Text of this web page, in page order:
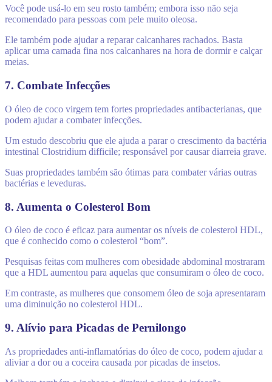
Você pode usá-lo em seu rosto também; embora isso não seja
recomendado para pessoas com pele muito oleosa.
Ele também pode ajudar a reparar calcanhares rachados. Basta
aplicar uma camada fina nos calcanhares na hora de dormir e calçar
meias.
7. Combate Infecções
O óleo de coco virgem tem fortes propriedades antibacterianas, que
podem ajudar a combater infecções.
Um estudo descobriu que ele ajuda a parar o crescimento da bactéria
intestinal Clostridium difficile; responsável por causar diarreia grave.
Suas propriedades também são ótimas para combater várias outras
bactérias e leveduras.
8. Aumenta o Colesterol Bom
O óleo de coco é eficaz para aumentar os níveis de colesterol HDL,
que é conhecido como o colesterol “bom”.
Pesquisas feitas com mulheres com obesidade abdominal mostraram
que a HDL aumentou para aquelas que consumiram o óleo de coco.
Em contraste, as mulheres que consomem óleo de soja apresentaram
uma diminuição no colesterol HDL.
9. Alívio para Picadas de Pernilongo
As propriedades anti-inflamatórias do óleo de coco, podem ajudar a
aliviar a dor ou a coceira causada por picadas de insetos.